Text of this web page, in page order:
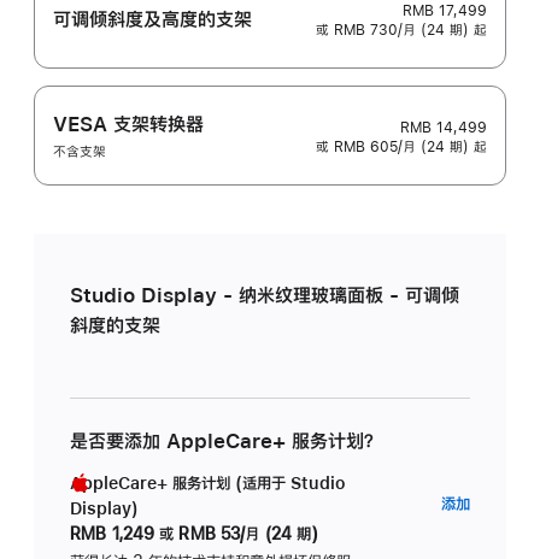
可调倾斜度及高‍度的支‍架
RMB 17,499
或 RMB 730/月 (24 期) 起
VESA 支架转换器
不含支架
RMB 14,499
或 RMB 605/月 (24 期) 起
Studio Display - 纳米纹理玻璃面板 - 可调倾
斜度的支架
是否要添加 AppleCare+ 服务计划？
AppleCare+ 服务计划 (适用于 Studio
Display)
RMB 1,249 或 RMB 53/月 (24 期)
添加